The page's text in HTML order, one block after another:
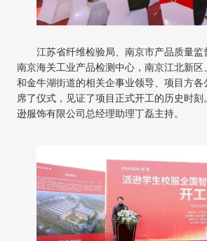
江苏省纤维检验局、南京市产品质量监
南京海关工业产品检测中心，南京江北新区
和金牛湖街道的相关企事业领导、项目方各
席了仪式，见证了项目正式开工的历史时刻
逊服饰有限公司总经理助理丁磊主持。